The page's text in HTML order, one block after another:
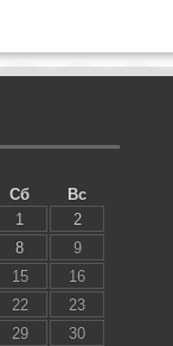
Сб
Вс
1
2
8
9
15
16
22
23
29 30